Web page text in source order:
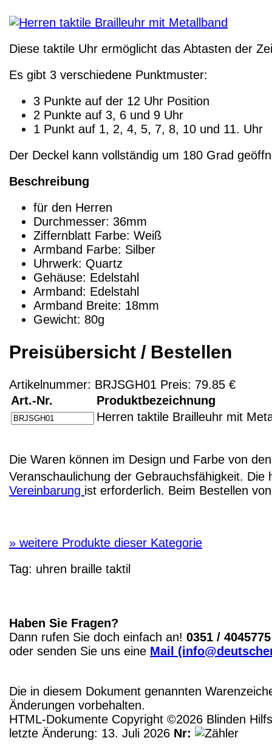
Diese taktile Uhr ermöglicht das Abtasten der
Es gibt 3 verschiedene Punktmuster:
3 Punkte auf der 12 Uhr Position
2 Punkte auf 3, 6 und 9 Uhr
1 Punkt auf 1, 2, 4, 5, 7, 8, 10 und 11. Uhr
Der Deckel kann vollständig um 180 Grad
Beschreibung
für den Herren
Durchmesser: 36mm
Ziffernblatt Farbe: Weiß
Armband Farbe: Silber
Uhrwerk: Quartz
Gehäuse: Edelstahl
Armband: Edelstahl
Armband Breite: 18mm
Gewicht: 80g
Preisübersicht / Bestellen
Artikelnummer: BRJSGH01 Preis: 79.85 €
Art.-Nr.
Produktbezeichnung
Herren taktile Brailleuhr mit
Die Waren können im Design und Farbe von
Veranschaulichung der Gebrauchsfähigkeit.
Vereinbarung ist erforderlich. Beim Bestellen
» weitere Produkte dieser Kategorie
Tag: uhren braille taktil
Haben Sie Fragen?
Dann rufen Sie doch einfach an! 0351 / 4045775
oder senden Sie uns eine Mail
Die in diesem Dokument genannten
Änderungen vorbehalten.
HTML-Dokumente Copyright ©2026 Blinden
letzte Änderung: 13. Juli 2026 Nr: